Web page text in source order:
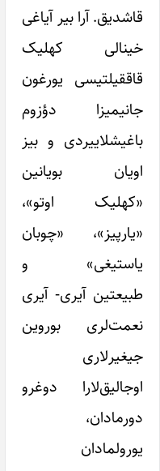
قاشدیق. آرا بیر آیاغی
خینالی کهلیک
قاققیلتیسی یورغون
جانیمیزا دؤزوم
باغیشلاییردی و بیز
اویان بویانین
«کهلیک اوتو»،
«یارپیز»، «چوبان
یاستیغی» و
طبیعتین آیری- آیری
نعمت‌لری بوروین
جیغیرلاری
اوجالیق‌لارا دوغرو
دورمادان،
یورولمادان